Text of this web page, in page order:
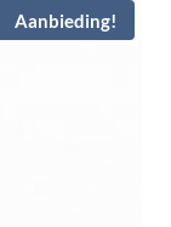
Aanbieding!